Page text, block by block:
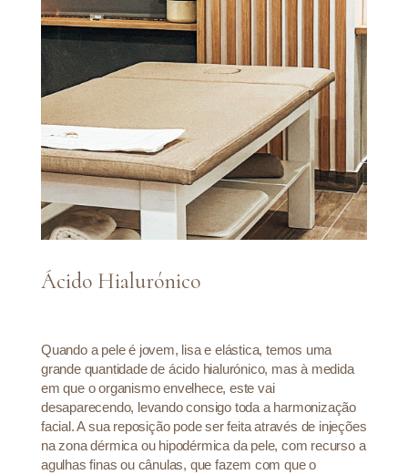
Ácido Hialurónico
Quando a pele é jovem, lisa e elástica, temos uma
grande quantidade de ácido hialurónico, mas à medida
em que o organismo envelhece, este vai
desaparecendo, levando consigo toda a harmonização
facial. A sua reposição pode ser feita através de injeções
na zona dérmica ou hipodérmica da pele, com recurso a
agulhas finas ou cânulas, que fazem com que o